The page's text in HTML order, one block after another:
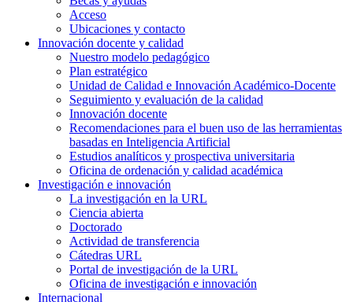
Acceso
Ubicaciones y contacto
Innovación docente y calidad
Nuestro modelo pedagógico
Plan estratégico
Unidad de Calidad e Innovación Académico-Docente
Seguimiento y evaluación de la calidad
Innovación docente
Recomendaciones para el buen uso de las herramientas
basadas en Inteligencia Artificial
Estudios analíticos y prospectiva universitaria
Oficina de ordenación y calidad académica
Investigación e innovación
La investigación en la URL
Ciencia abierta
Doctorado
Actividad de transferencia
Cátedras URL
Portal de investigación de la URL
Oficina de investigación e innovación
Internacional